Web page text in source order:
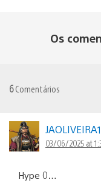
Os
6Comentários
03/06/2025 at
Hype 0…